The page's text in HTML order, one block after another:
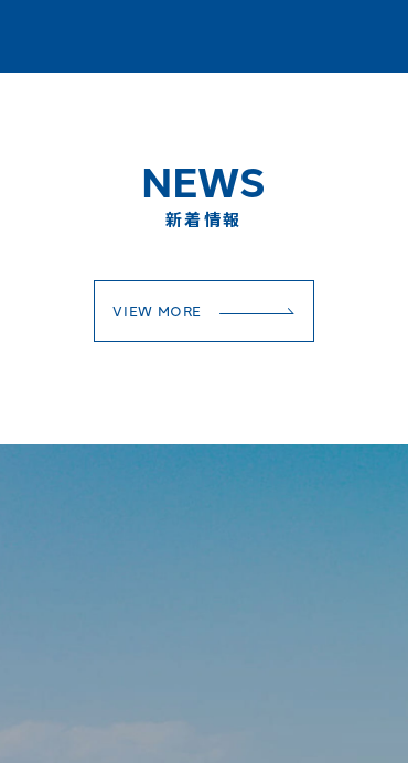
NEWS
新着情報
VIEW MORE